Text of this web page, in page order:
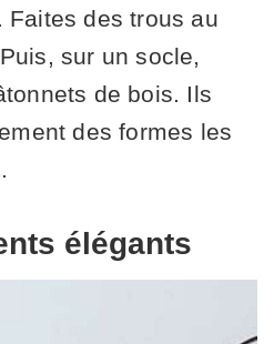
des trous au
sur un socle,
de bois. Ils
des formes les
élégants